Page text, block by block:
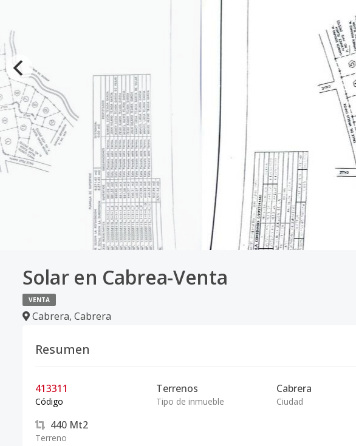
Solar en Cabrea-Venta
VENTA
Cabrera, Cabrera
Resumen
413311
Código
Terrenos
Tipo de inmueble
Cabrera
Ciudad
440 Mt2
Terreno